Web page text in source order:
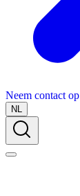
Neem contact op
NL